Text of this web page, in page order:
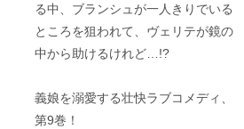
る中、ブランシュが一人きりでいる
ところを狙われて、ヴェリテが鏡の
中から助けるけれど…!?
義娘を溺愛する壮快ラブコメディ、
第9巻！